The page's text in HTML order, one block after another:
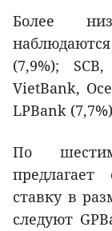
Более
(7,9%);
VietBank,
LPBank
По
ставку в
следуют